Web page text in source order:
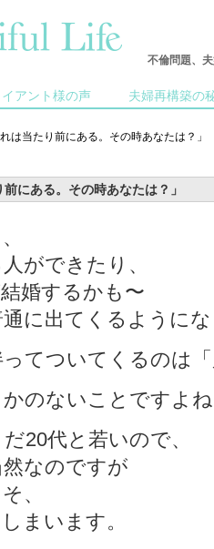
不倫問題、
アント様の声 夫婦再構築の
は当たり前にある。その時あなたは？」
にある。その時あなたは？」
ができたり、
婚するかも〜
に出てくるように
てついてくるのは
のないことですよね
20代と若いので、
なのですが
、
まいます。